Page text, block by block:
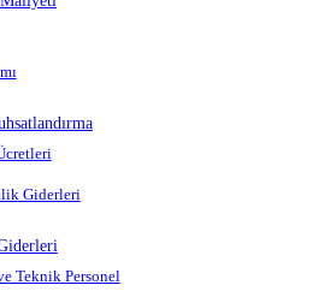
Giderleri
Teknik Personel